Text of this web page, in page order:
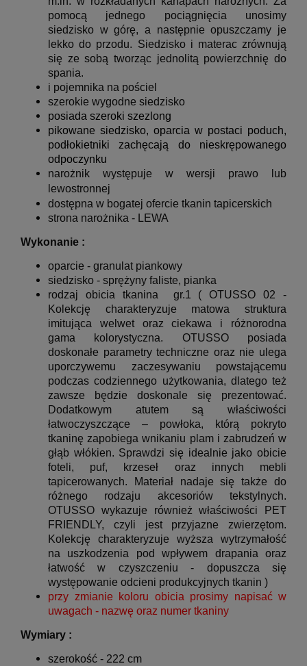
pomocą jednego pociągnięcia unosimy
siedzisko w górę, a następnie opuszczamy je
lekko do przodu. Siedzisko i materac zrównują
się ze sobą tworząc jednolitą powierzchnię do
spania.
i pojemnika na pościel
szerokie wygodne siedzisko
posiada szeroki szezlong
pikowane siedzisko, oparcia w postaci poduch,
podłokietniki zachęcają do nieskrępowanego
odpoczynku
narożnik występuje w wersji prawo lub
lewostronnej
dostępna w bogatej ofercie tkanin tapicerskich
strona narożnika - LEWA
Wykonanie :
oparcie - granulat piankowy
siedzisko - sprężyny faliste, pianka
rodzaj obicia tkanina
gr.1 ( OTUSSO 02 -
Kolekcję charakteryzuje matowa struktura
imitująca welwet oraz ciekawa i różnorodna
gama kolorystyczna. OTUSSO posiada
doskonałe parametry techniczne oraz nie ulega
uporczywemu zaczesywaniu powstającemu
podczas codziennego użytkowania, dlatego też
zawsze będzie doskonale się prezentować.
Dodatkowym atutem są właściwości
łatwoczyszczące – powłoka, którą pokryto
tkaninę zapobiega wnikaniu plam i zabrudzeń w
głąb włókien. Sprawdzi się idealnie jako obicie
foteli, puf, krzeseł oraz innych mebli
tapicerowanych. Materiał nadaje się także do
różnego rodzaju akcesoriów tekstylnych.
OTUSSO wykazuje również właściwości PET
FRIENDLY, czyli jest przyjazne zwierzętom.
Kolekcję charakteryzuje wyższa wytrzymałość
na uszkodzenia pod wpływem drapania oraz
łatwość w czyszczeniu - dopuszcza się
występowanie odcieni produkcyjnych tkanin )
przy zmianie koloru obicia prosimy napisać w
uwagach - nazwę oraz numer tkaniny
Wymiary :
szerokość - 222 cm